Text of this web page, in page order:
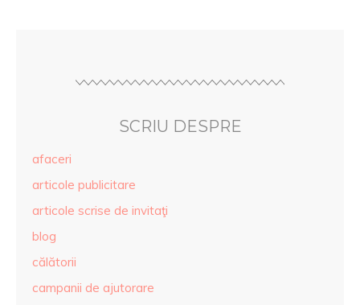
SCRIU DESPRE
afaceri
articole publicitare
articole scrise de invitaţi
blog
călătorii
campanii de ajutorare